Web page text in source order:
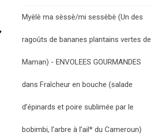
Myèlè ma sèssè/mi sessèbè (Un des
ragoûts de bananes plantains vertes de
Maman) - ENVOLEES GOURMANDES
dans Fraîcheur en bouche (salade
d’épinards et poire sublimée par le
bobimbi, l’arbre à l’ail* du Cameroun)